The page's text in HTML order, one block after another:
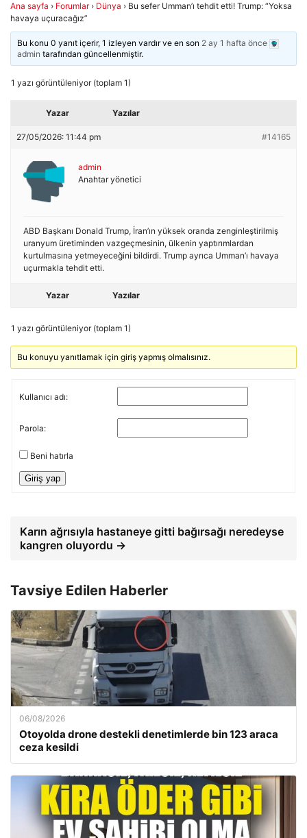
Ana sayfa › Forumlar › Dünya › Bu sefer Umman’ı tehdit etti! Trump: “Yoksa
havaya uçuracağız”
Bu konu 0 yanıt içerir, 1 izleyen vardır ve en son 2 ay 1 hafta önce
admin tarafından güncellenmiştir.
1 yazı görüntüleniyor (toplam 1)
Yazar Yazılar
27/05/2026: 11:44 pm #14165
admin
Anahtar yönetici
ABD Başkanı Donald Trump, İran’ın yüksek oranda zenginleştirilmiş
uranyum üretiminden vazgeçmesinin, ülkenin yaptırımlardan
kurtulmasına yetmeyeceğini bildirdi. Trump ayrıca Umman’ı havaya
uçurmakla tehdit etti.
Yazar Yazılar
1 yazı görüntüleniyor (toplam 1)
Bu konuyu yanıtlamak için giriş yapmış olmalısınız.
Kullanıcı adı:
Parola:
Beni hatırla
Giriş yap
Karın ağrısıyla hastaneye gitti bağırsağı neredeyse
kangren oluyordu →
Tavsiye Edilen Haberler
06/08/2026
Otoyolda drone destekli denetimlerde bin 123 araca
ceza kesildi